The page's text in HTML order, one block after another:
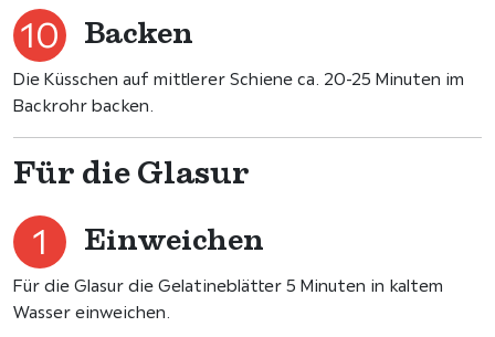
Backen
Die Küsschen auf mittlerer Schiene ca. 20-25 Minuten im
Backrohr backen.
Für die Glasur
Einweichen
Für die Glasur die Gelatineblätter 5 Minuten in kaltem
Wasser einweichen.